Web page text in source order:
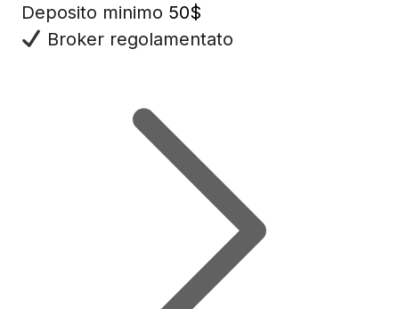
Deposito minimo 50$
Broker regolamentato